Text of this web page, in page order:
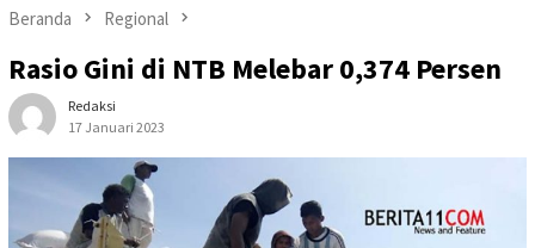
Beranda Regional
Rasio Gini di NTB Melebar 0,374 Persen
Redaksi
17 Januari 2023